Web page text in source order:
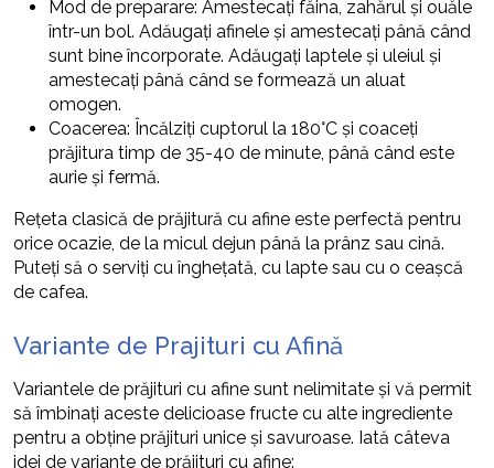
Mod de preparare: Amestecați făina, zahărul și ouăle
într-un bol. Adăugați afinele și amestecați până când
sunt bine încorporate. Adăugați laptele și uleiul și
amestecați până când se formează un aluat
omogen.
Coacerea: Încălziți cuptorul la 180°C și coaceți
prăjitura timp de 35-40 de minute, până când este
aurie și fermă.
Rețeta clasică de prăjitură cu afine este perfectă pentru
orice ocazie, de la micul dejun până la prânz sau cină.
Puteți să o serviți cu înghețată, cu lapte sau cu o ceașcă
de cafea.
Variante de Prajituri cu Afină
Variantele de prăjituri cu afine sunt nelimitate și vă permit
să îmbinați aceste delicioase fructe cu alte ingrediente
pentru a obține prăjituri unice și savuroase. Iată câteva
idei de variante de prăjituri cu afine: